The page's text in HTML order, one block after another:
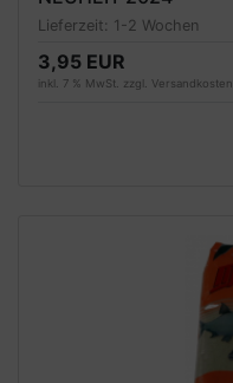
Lieferzeit: 1-2 Wochen
3,95 EUR
inkl. 7 % MwSt. zzgl. Versandkosten